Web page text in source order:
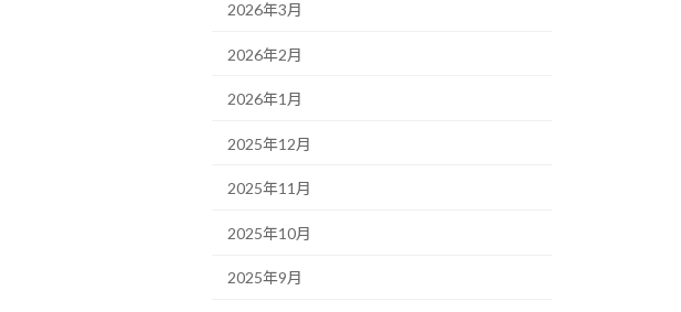
2026年3月
2026年2月
2026年1月
2025年12月
2025年11月
2025年10月
2025年9月